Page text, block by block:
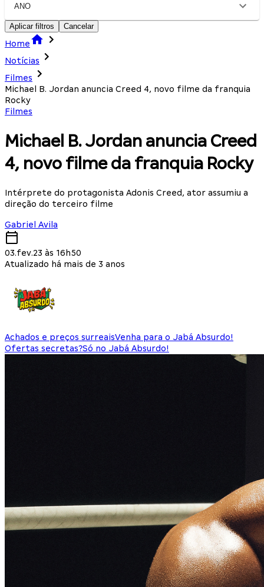
ANO
Aplicar filtros Cancelar
Home
Notícias
Filmes
Michael B. Jordan anuncia Creed 4, novo filme da franquia
Rocky
Filmes
Michael B. Jordan anuncia Creed
4, novo filme da franquia Rocky
Intérprete do protagonista Adonis Creed, ator assumiu a
direção do terceiro filme
Gabriel Avila
03.fev.23 às 16h50
Atualizado há mais de 3 anos
Achados e preços surreaisVenha para o Jabá Absurdo!
Ofertas secretas?Só no Jabá Absurdo!